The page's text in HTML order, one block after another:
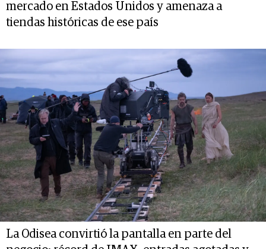
mercado en Estados Unidos y amenaza a
tiendas históricas de ese país
La Odisea convirtió la pantalla en parte del